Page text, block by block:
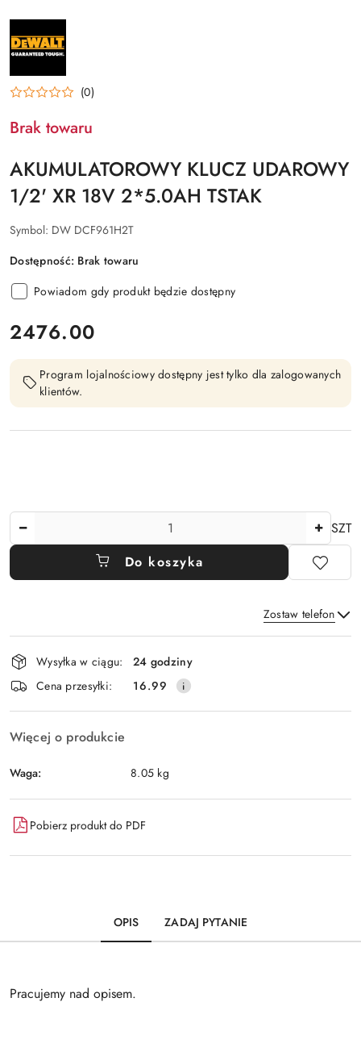
NAZWA
PRODUCENTA:
DEWALT
(0)
Brak towaru
AKUMULATOROWY KLUCZ UDAROWY
1/2' XR 18V 2*5.0AH TSTAK
Symbol: DW DCF961H2T
Dostępność: Brak towaru
Powiadom gdy produkt będzie dostępny
cena:
2476.00
Program lojalnościowy dostępny jest tylko dla zalogowanych
klientów.
SZT
Do koszyka
Zostaw telefon
Wyślij
Dostępność
i
dostawa
Wysyłka w ciągu:
24 godziny
Cena przesyłki:
16.99
Więcej o produkcie
Waga: 8.05 kg
Pobierz produkt do PDF
OPIS ZADAJ PYTANIE
Pracujemy nad opisem.